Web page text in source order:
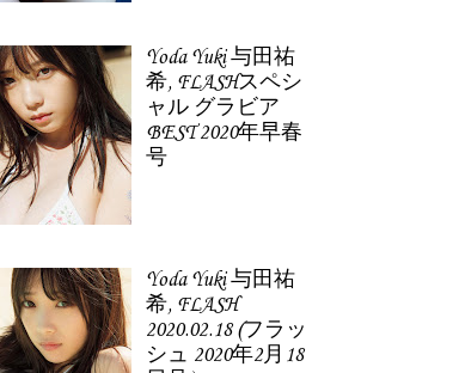
Yoda Yuki 与田祐
希, FLASHスペシ
ャル グラビア
BEST 2020年早春
号
Yoda Yuki 与田祐
希, FLASH
2020.02.18 (フラッ
シュ 2020年2月18